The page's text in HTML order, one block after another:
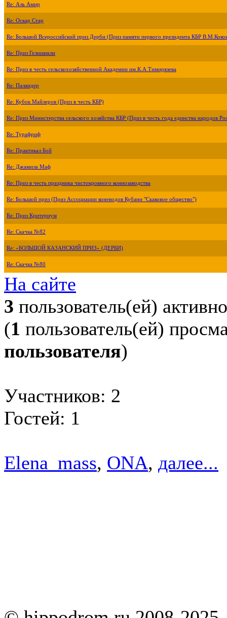
Re: Аль Амир
Re: Оскар Стар
Re: Большой Всероссийский приз Дерби (Приз памяти первого президента КБР
Re: Приз Гелишикли
Re: Приз в честь сельскохозяйственной Академии им.К.А.Тимирязева
Re: Паландер
Re: Кубок Майлеров (Приз в честь КБР)
Re: Приз Министерства сельского хозяйства КБР (Приз в честь года единства народов
Re: Турафриф
Re: Практикал Бой
Re: Джамила Маф
Re: Приз в честь праздника чистокровного коннозаводства
Re: Большой приз (Приз Ассоциации коневодов Кубани "Скаковое общество")
Re: Приз Критериум
Re: Скачка №82
Re: «БОЛЬШОЙ КАЗАНСКИЙ ПРИЗ» (ДЕРБИ)
Re: Скачка №80
На сайте
3 пользователь(ей) активно
(1 пользователь(ей)
пользователя)
Участников: 2
Гостей: 1
Elena_mass, ONA, далее...